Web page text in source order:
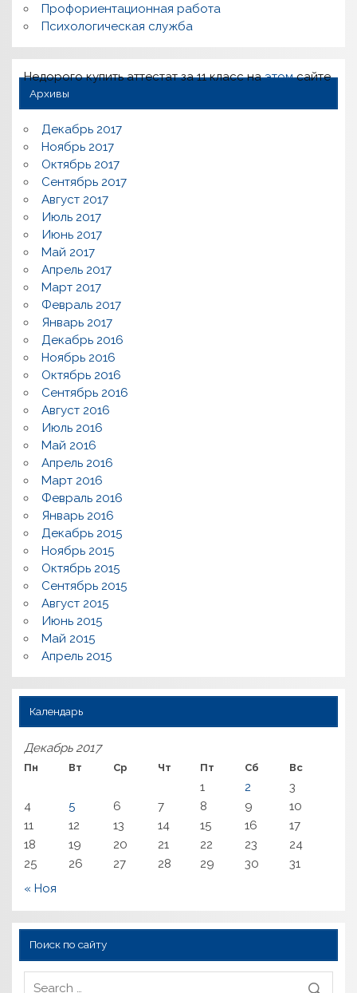
Профориентационная работа
Психологическая служба
Недорого купить аттестат за 11 класс наэтомсайте
Архивы
Декабрь 2017
Ноябрь 2017
Октябрь 2017
Сентябрь 2017
Август 2017
Июль 2017
Июнь 2017
Май 2017
Апрель 2017
Март 2017
Февраль 2017
Январь 2017
Декабрь 2016
Ноябрь 2016
Октябрь 2016
Сентябрь 2016
Август 2016
Июль 2016
Май 2016
Апрель 2016
Март 2016
Февраль 2016
Январь 2016
Декабрь 2015
Ноябрь 2015
Октябрь 2015
Сентябрь 2015
Август 2015
Июнь 2015
Май 2015
Апрель 2015
Календарь
Декабрь 2017
Пн Вт Ср Чт Пт Сб Вс
« Ноя
1 2
3
4
5 6 7 8 9
10
11
12 13 14 15 16
17
18
19 20 21 22 23
24
25
26 27 28 29 30 31
Поиск по сайту